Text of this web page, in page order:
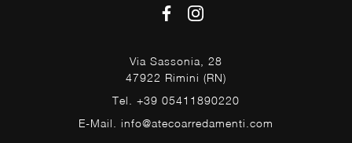
Via Sassonia, 28
47922 Rimini (RN)
Tel. +39 05411890220
E-Mail. info@atecoarredamenti.com